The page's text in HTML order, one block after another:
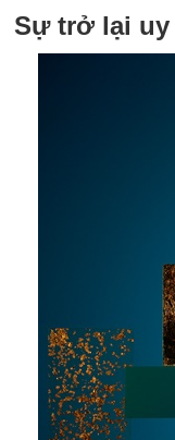
Sự trở lại